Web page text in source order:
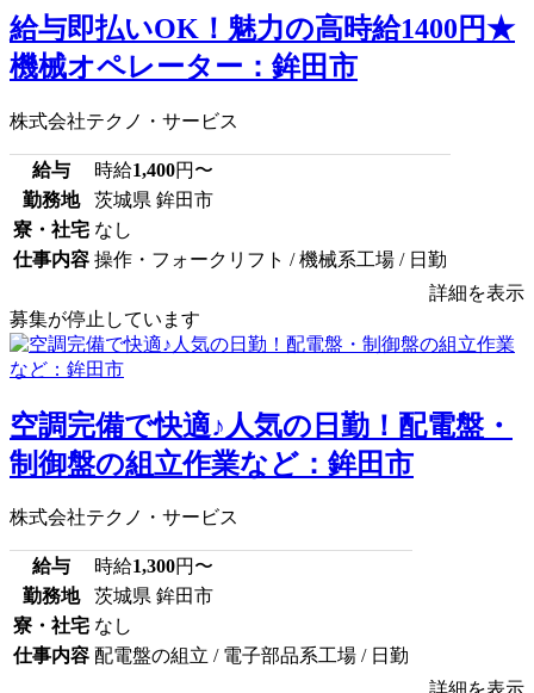
給与即払いOK！魅力の高時給1400円★
機械オペレーター：鉾田市
株式会社テクノ・サービス
給与 時給1,400円〜
勤務地
茨城県 鉾田市
寮・社宅 なし
仕事内容 操作・フォークリフト / 機械系工場 / 日勤
詳細を表示
募集が停止しています
空調完備で快適♪人気の日勤！配電盤・
制御盤の組立作業など：鉾田市
株式会社テクノ・サービス
給与 時給1,300円〜
勤務地
茨城県 鉾田市
寮・社宅 なし
仕事内容 配電盤の組立 / 電子部品系工場 / 日勤